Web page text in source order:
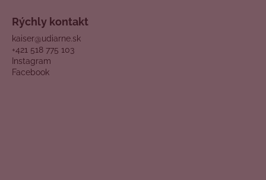
Rýchly kontakt
kaiser@udiarne.sk
+421 518 775 103
Instagram
Facebook